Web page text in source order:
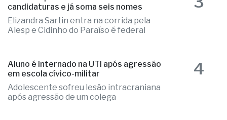
candidaturas e já soma seis nomes
Elizandra Sartin entra na corrida pela
Alesp e Cidinho do Paraíso é federal
Aluno é internado na UTI após agressão
em escola cívico-militar
Adolescente sofreu lesão intracraniana
após agressão de um colega
4